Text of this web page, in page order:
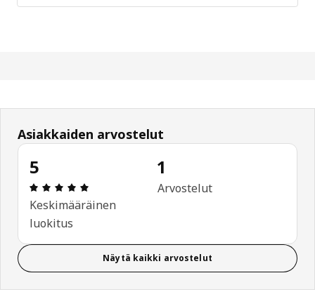
Asiakkaiden arvostelut
5
: 5 / 5 tähteä. Arvostelut yhteensä: 1
Keskimääräinen
luokitus
1
Arvostelut
Näytä kaikki arvostelut